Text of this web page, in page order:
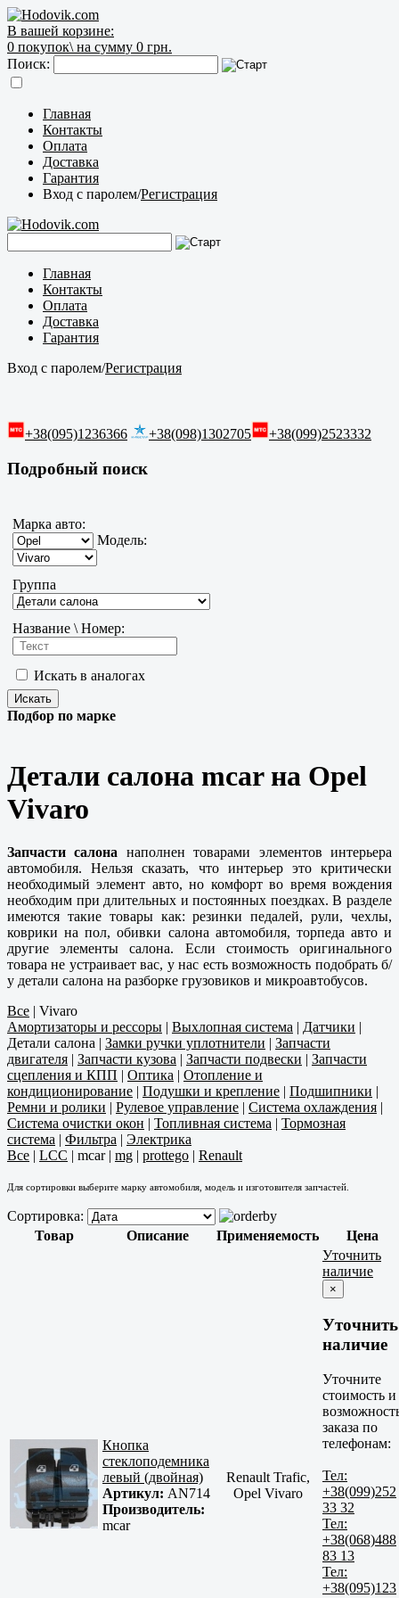
В вашей корзине:
0 покупок\ на сумму 0 грн.
Поиск:
Главная
Контакты
Оплата
Доставка
Гарантия
Вход с паролем/Регистрация
Главная
Контакты
Оплата
Доставка
Гарантия
Вход с паролем/Регистрация
+38(095)1236366 +38(098)1302705 +38(099)2523332
Подробный поиск
Марка авто:
Модель:
Группа
Название \ Номер:
Искать в аналогах
Подбор по марке
Детали салона mcar на Opel
Vivaro
Запчасти салона наполнен товарами элементов интерьера
автомобиля. Нельзя сказать, что интерьер это критически
необходимый элемент авто, но комфорт во время вождения
необходим при длительных и постоянных поездках. В разделе
имеются такие товары как: резинки педалей, рули, чехлы,
коврики на пол, обивки салона автомобиля, торпеда авто и
другие элементы салона. Если стоимость оригинального
товара не устраивает вас, у нас есть возможность подобрать б/
у детали салона на разборке грузовиков и микроавтобусов.
Все | Vivaro
Амортизаторы и рессоры | Выхлопная система | Датчики |
Детали салона | Замки ручки уплотнители | Запчасти
двигателя | Запчасти кузова | Запчасти подвески | Запчасти
сцепления и КПП | Оптика | Отопление и
кондиционирование | Подушки и крепление | Подшипники |
Ремни и ролики | Рулевое управление | Система охлаждения |
Система очистки окон | Топливная система | Тормозная
система | Фильтра | Электрика
Все | LCC | mcar| mg | prottego | Renault
Для сортировки выберите марку автомобиля, модель и изготовителя запчастей.
Сортировка:
Товар
Описание Применяемость Цена
Кнопка
стеклоподемника
левый (двойная)
Артикул: AN714
Производитель:
mcar
Renault Trafic,
Opel Vivaro
Уточнить
наличие
×
Уточнить
наличие
Уточните
стоимость и
заказа по
телефонам:
Тел:
+38(099)252
33 32
Тел:
+38(068)488
83 13
Тел:
+38(095)123